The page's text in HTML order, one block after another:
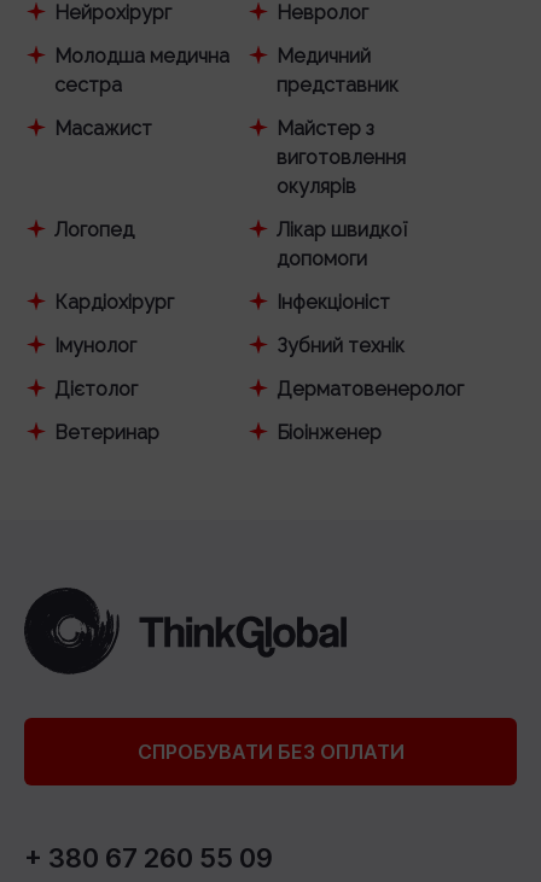
Нейрохірург
Невролог
Молодша медична
сестра
Медичний
представник
Масажист
Майстер з
виготовлення
окулярів
Логопед
Лікар швидкої
допомоги
Кардіохірург
Інфекціоніст
Імунолог
Зубний технік
Дієтолог
Дерматовенеролог
Ветеринар
Біоінженер
СПРОБУВАТИ БЕЗ ОПЛАТИ
+ 380 67 260 55 09